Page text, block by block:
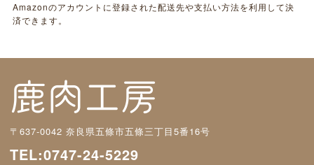
Amazonのアカウントに登録された配送先や支払い方法を利用して決
済できます。
〒637-0042 奈良県五條市五條三丁目5番16号
TEL:0747-24-5229